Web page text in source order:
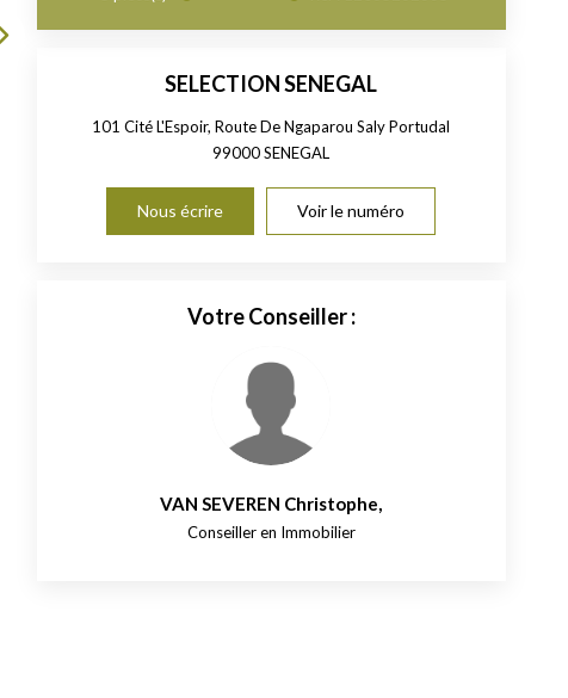
SELECTION SENEGAL
101 Cité L'Espoir, Route De Ngaparou Saly Portudal
99000SENEGAL
Nous écrire Voir le numéro
Votre Conseiller :
VAN SEVEREN Christophe,
Conseiller en Immobilier